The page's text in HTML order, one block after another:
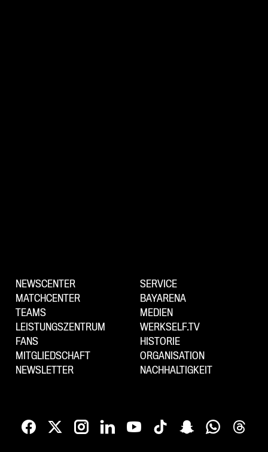
NEWSCENTER
MATCHCENTER
TEAMS
LEISTUNGSZENTRUM
FANS
MITGLIEDSCHAFT
NEWSLETTER
SERVICE
BAYARENA
MEDIEN
WERKSELF.TV
HISTORIE
ORGANISATION
NACHHALTIGKEIT